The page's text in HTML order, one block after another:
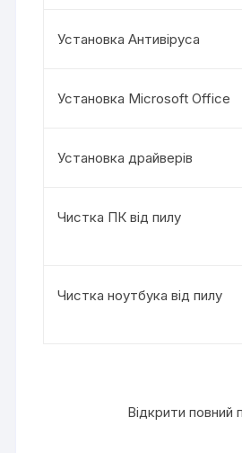
Установка Антивіруса
Установка Microsoft Office
Установка драйверів
Чистка ПК від пилу
Чистка ноутбука від пилу
Відкрити повний